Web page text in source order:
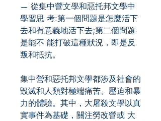
— 從集中營文學和惡托邦文學中
學習思 考:第一個問題是怎麼活下
去和有意義地活下去;第二個問題
是能不 能打破這種狀況，即是反
叛和抵抗。
集中營和惡托邦文學都涉及社會的
毀滅和人類對極端痛苦、壓迫和暴
力的體驗。其中，大屠殺文學以真
實事件為基礎，關注勞改營或 大